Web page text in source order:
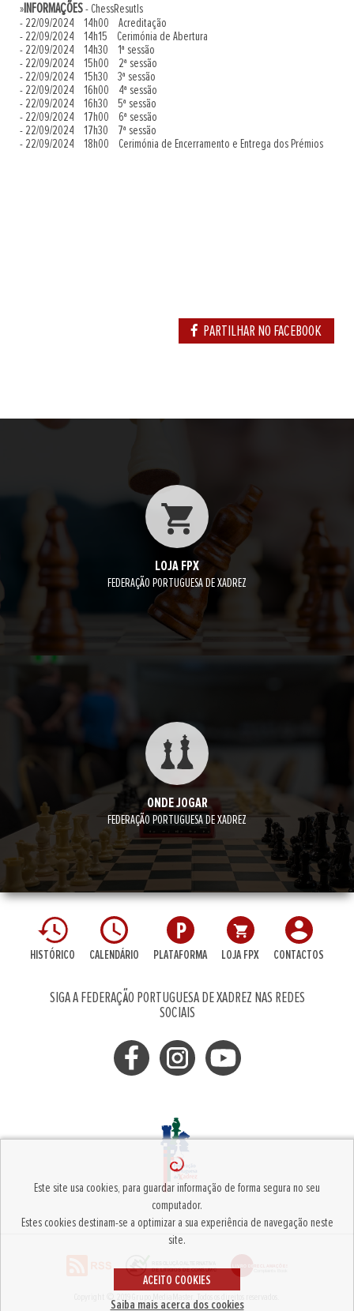
» INFORMAÇÕES- ChessResutls
- 22/09/2024 14h00 Acreditação
- 22/09/2024 14h15 Cerimónia de Abertura
- 22/09/2024 14h30 1ª sessão
- 22/09/2024 15h00 2ª sessão
- 22/09/2024 15h30 3ª sessão
- 22/09/2024 16h00 4ª sessão
- 22/09/2024 16h30 5ª sessão
- 22/09/2024 17h00 6ª sessão
- 22/09/2024 17h30 7ª sessão
- 22/09/2024 18h00 Cerimónia de Encerramento e Entrega dos Prémios
PARTILHAR NO FACEBOOK
LOJA FPX
FEDERAÇÃO PORTUGUESA DE XADREZ
ONDE JOGAR
FEDERAÇÃO PORTUGUESA DE XADREZ
HISTÓRICO CALENDÁRIO PLATAFORMA LOJA FPX CONTACTOS
SIGA A FEDERAÇÃO PORTUGUESA DE XADREZ NAS REDES
SOCIAIS
Este site usa cookies, para guardar informação de forma segura no seu
computador.
Estes cookies destinam-se a optimizar a sua experiência de navegação neste
site.
ACEITO COOKIES
Saiba mais acerca dos cookies